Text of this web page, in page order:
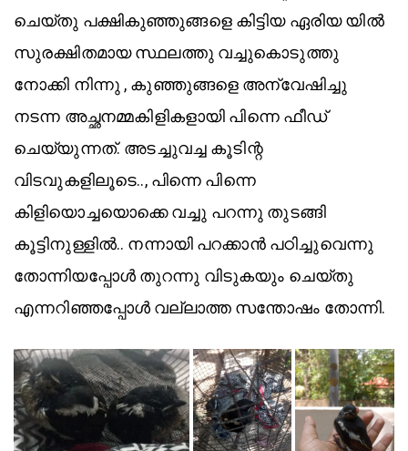
ചെയ്തു പക്ഷികുഞ്ഞുങ്ങളെ കിട്ടിയ ഏരിയ യിൽ
സുരക്ഷിതമായ സ്ഥലത്തു വച്ചുകൊടുത്തു
നോക്കി നിന്നു , കുഞ്ഞുങ്ങളെ അന്വേഷിച്ചു
നടന്ന അച്ഛനമ്മകിളികളായി പിന്നെ ഫീഡ്
ചെയ്യുന്നത്. അടച്ചുവച്ച കൂടിന്റ
വിടവുകളിലൂടെ.., പിന്നെ പിന്നെ
കിളിയൊച്ചയൊക്കെ വച്ചു പറന്നു തുടങ്ങി
കൂട്ടിനുള്ളിൽ.. നന്നായി പറക്കാൻ പഠിച്ചുവെന്നു
തോന്നിയപ്പോൾ തുറന്നു വിടുകയും ചെയ്തു
എന്നറിഞ്ഞപ്പോൾ വല്ലാത്ത സന്തോഷം തോന്നി.